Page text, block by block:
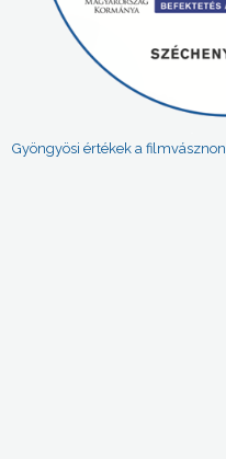
Gyöngyösi értékek a filmvásznon